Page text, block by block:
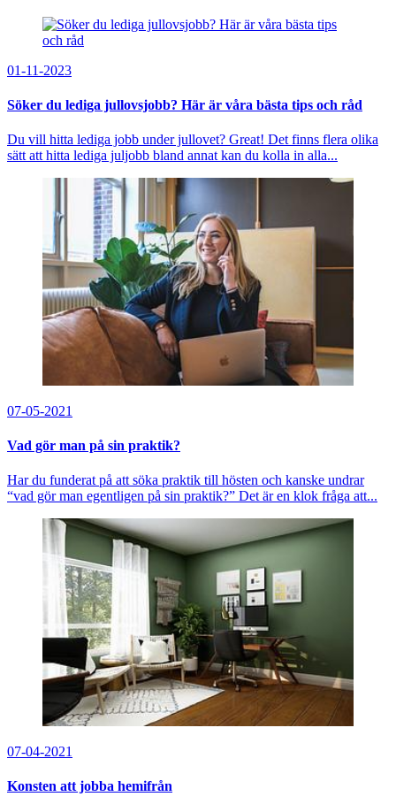
01-11-2023
Söker du lediga jullovsjobb? Här är våra bästa tips och råd
Du vill hitta lediga jobb under jullovet? Great! Det finns flera olika
sätt att hitta lediga juljobb bland annat kan du kolla in alla...
07-05-2021
Vad gör man på sin praktik?
Har du funderat på att söka praktik till hösten och kanske undrar
“vad gör man egentligen på sin praktik?” Det är en klok fråga att...
07-04-2021
Konsten att jobba hemifrån